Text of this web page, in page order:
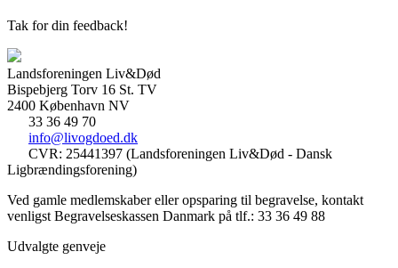
Tak for din feedback!
Landsforeningen Liv&Død
Bispebjerg Torv 16 St. TV
2400 København NV
33 36 49 70
info@livogdoed.dk
CVR: 25441397 (Landsforeningen Liv&Død - Dansk
Ligbrændingsforening)
Ved gamle medlemskaber eller opsparing til begravelse, kontakt
venligst Begravelseskassen Danmark på tlf.: 33 36 49 88
Udvalgte genveje